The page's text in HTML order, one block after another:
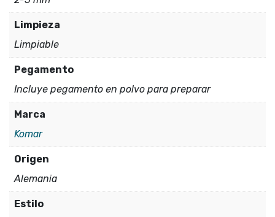
Limpieza
Limpiable
Pegamento
Incluye pegamento en polvo para preparar
Marca
Komar
Origen
Alemania
Estilo